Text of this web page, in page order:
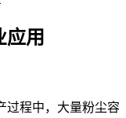
应用
过程中，大量粉尘容